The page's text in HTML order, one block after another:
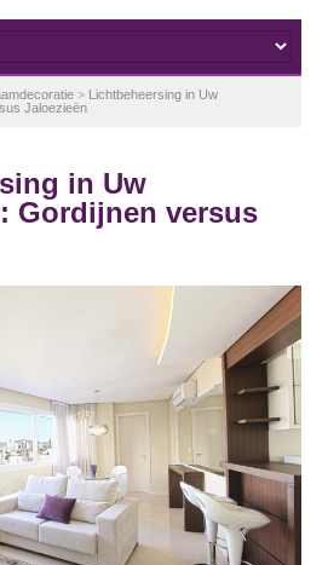
> Lichtbeheersing in Uw
Jaloezieën
in Uw
Gordijnen versus